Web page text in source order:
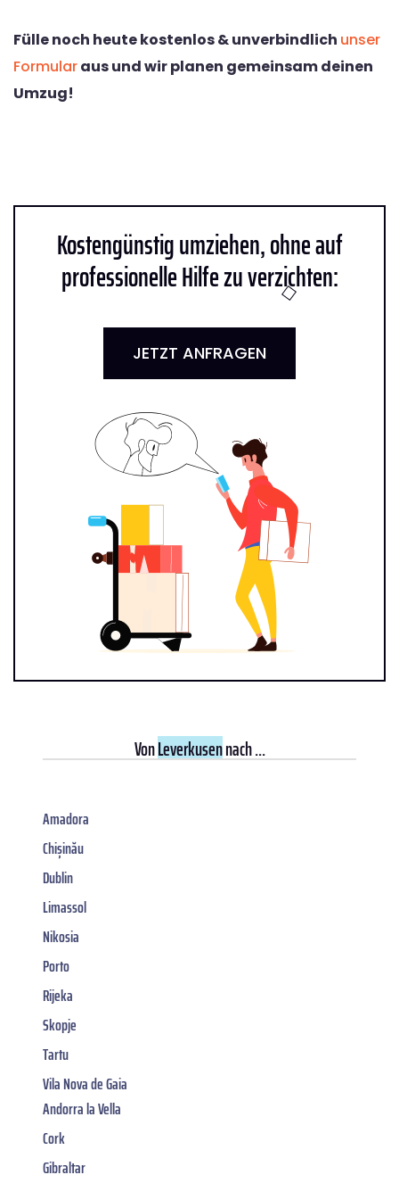
Fülle noch heute kostenlos & unverbindlich unser
Formularaus und wir planen gemeinsam deinen
Umzug!
Kostengünstig umziehen, ohne auf
professionelle Hilfe zu verzichten:
JETZT ANFRAGEN
VonLeverkusennach ...
Amadora
Chișinău
Dublin
Limassol
Nikosia
Porto
Rijeka
Skopje
Tartu
Vila Nova de Gaia
Andorra la Vella
Cork
Gibraltar